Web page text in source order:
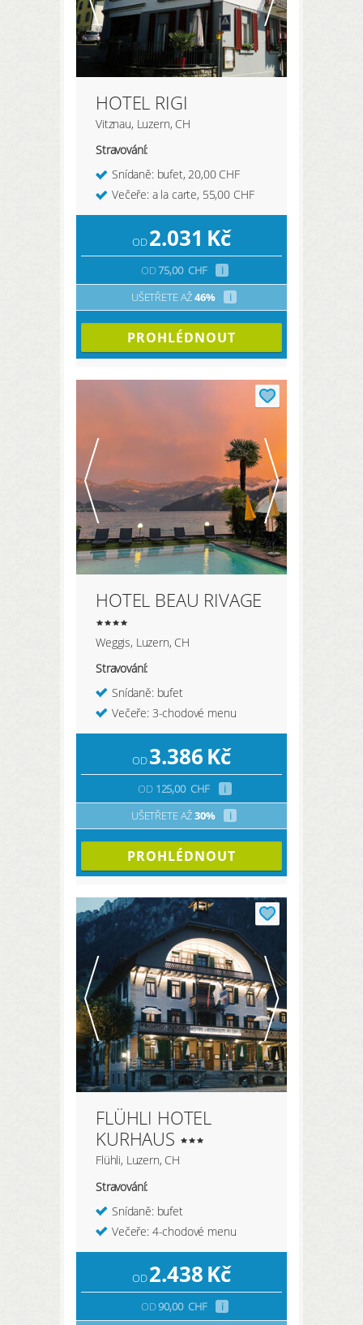
HOTEL RIGI
Vitznau, Luzern, CH
Stravování:
Snídaně: bufet, 20,00 CHF
Večeře: a la carte, 55,00 CHF
OD2.031 Kč
OD75,00 CHF
i
UŠETŘETE AŽ46% i
PROHLÉDNOUT
HOTEL BEAU RIVAGE
Weggis, Luzern, CH
Stravování:
Snídaně: bufet
Večeře: 3-chodové menu
OD3.386Kč
OD125,00 CHF
i
UŠETŘETE AŽ30% i
PROHLÉDNOUT
FLÜHLI HOTEL
KURHAUS
Flühli, Luzern, CH
Stravování:
Snídaně: bufet
Večeře: 4-chodové menu
OD2.438Kč
OD90,00 CHF
i